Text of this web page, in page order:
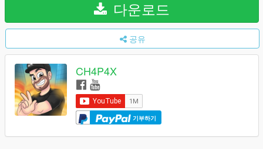
다운로드
공유
CH4P4X
기부하기